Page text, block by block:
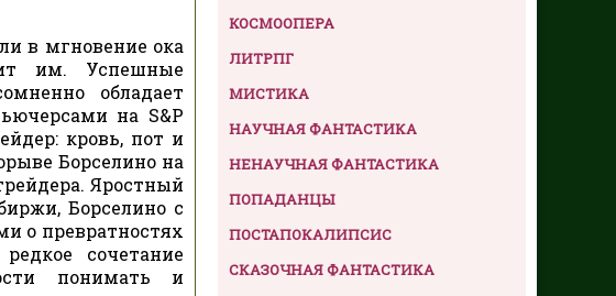
в мгновение ока
им. Успешные
обладает
на S&P
кровь, пот и
Борселино на
Яростный
Борселино с
о превратностях
сочетание
понимать и
КОСМООПЕРА
ЛИТРПГ
МИСТИКА
НАУЧНАЯ ФАНТАСТИКА
НЕНАУЧНАЯ ФАНТАСТИКА
ПОПАДАНЦЫ
ПОСТАПОКАЛИПСИС
СКАЗОЧНАЯ ФАНТАСТИКА